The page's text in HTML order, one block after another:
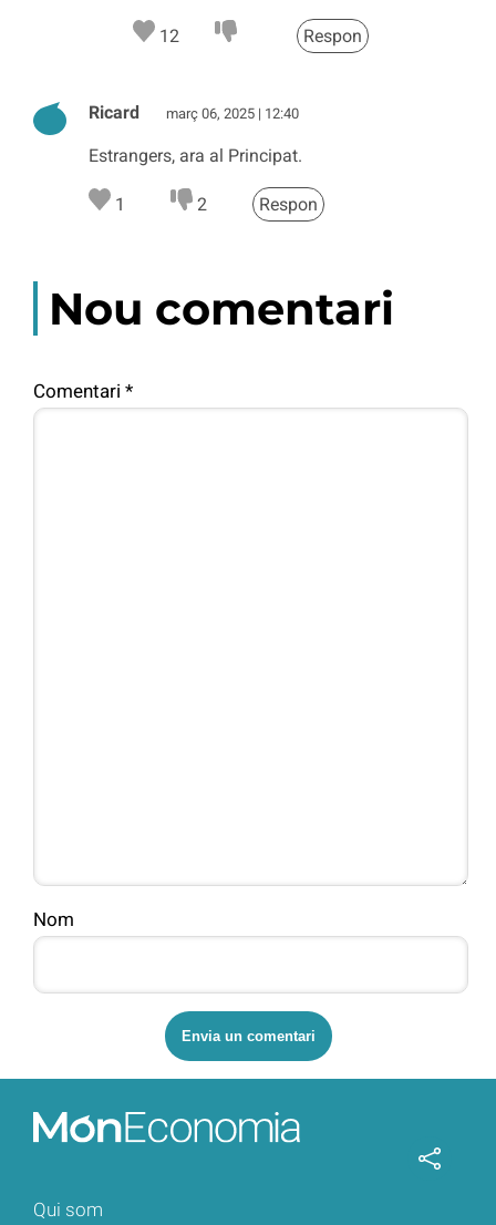
12 Respon
Ricard març 06, 2025 | 12:40
Estrangers, ara al Principat.
1 2 Respon
Nou comentari
Comentari *
Nom
Qui som